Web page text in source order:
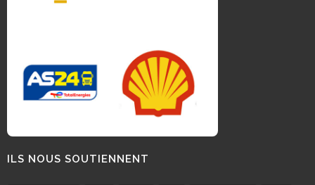
ILS NOUS SOUTIENNENT